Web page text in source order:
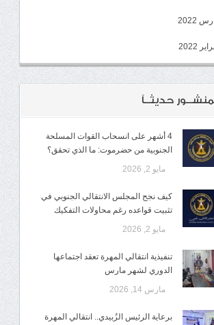
2022
2022
حديثــاً
4 أشهر على انسحاب القوات المسلحة
الجنوبية من حضرموت: ما الذي تحقق؟
مايو 2, 2026
كيف نجح المجلس الانتقالي الجنوبي في
تثبيت قواعده رغم محاولات التفكيك
مايو 2, 2026
تنفيذية انتقالي المهرة تعقد اجتماعها
الدوري لشهر مارس
مارس 14, 2026
برعاية الرئيس الزُبيدي.. انتقالي المهرة